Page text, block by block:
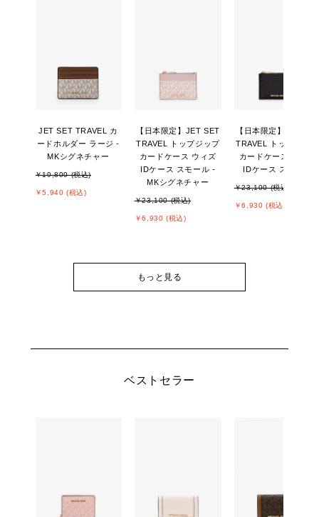
JET SET TRAVEL カ
ードホルダー ラージ -
MKシグネチャー
￥19,800 (税込)
￥5,940 (税込)
【日本限定】JET SET
TRAVEL トップジップ
カードケース ウィズ
IDケース スモール -
MKシグネチャー
￥23,100 (税込)
￥6,930 (税込)
【日本限定】JET SET
TRAVEL トップジップ
カードケース ウィズ
IDケース スモール
￥23,100 (税込)
￥6,930 (税込)
もっと見る
ベストセラー